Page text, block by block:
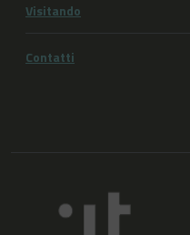
Visitando
Contatti